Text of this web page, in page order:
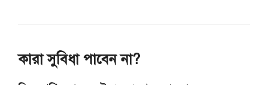
কারা সুবিধা পাবেন না?